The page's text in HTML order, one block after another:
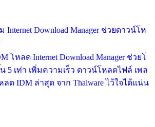
Internet Download Manager ช่วยดาวน์โห
โหลด Internet Download Manager ช่วยโ
5 เท่า เพิ่มความเร็ว ดาวน์โหลดไฟล์ เพล
ด IDM ล่าสุด จาก Thaiware ไว้ใจได้แน่น